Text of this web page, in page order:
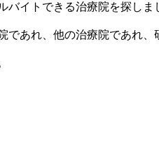
バイトできる治療院を探しま
であれ、他の治療院であれ